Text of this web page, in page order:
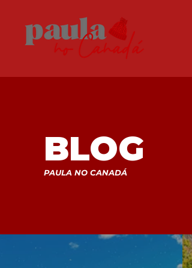
BLOG
PAULA NO CANADÁ